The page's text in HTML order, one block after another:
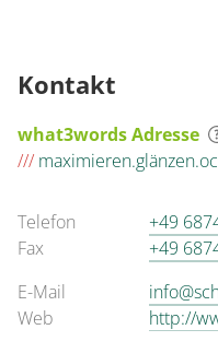
Kontakt
what3words Adresse
///
Telefon
+49
Fax
+49
E-Mail
Web
http://